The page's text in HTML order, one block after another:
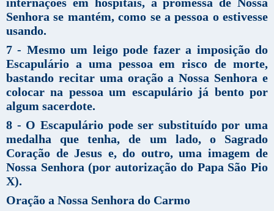
Senhora se mantém, como se a pessoa o estivesse
usando.
7 - Mesmo um leigo pode fazer a imposição do
Escapulário a uma pessoa em risco de morte,
bastando recitar uma oração a Nossa Senhora e
colocar na pessoa um escapulário já bento por
algum sacerdote.
8 - O Escapulário pode ser substituído por uma
medalha que tenha, de um lado, o Sagrado
Coração de Jesus e, do outro, uma imagem de
Nossa Senhora (por autorização do Papa São Pio
X).
Oração a Nossa Senhora do Carmo